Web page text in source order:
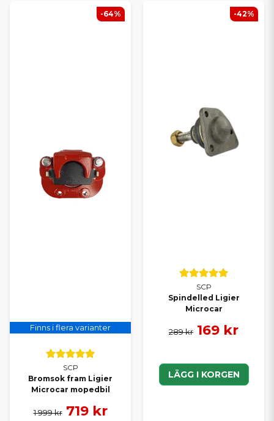
Finns i flera varianter
SCP
Bromsok fram Ligier
Microcar mopedbil
1 999 kr 719 kr
-64%
SCP
Spindelled Ligier
Microcar
289 kr 169 kr
LÄGG I KORGEN
-42%